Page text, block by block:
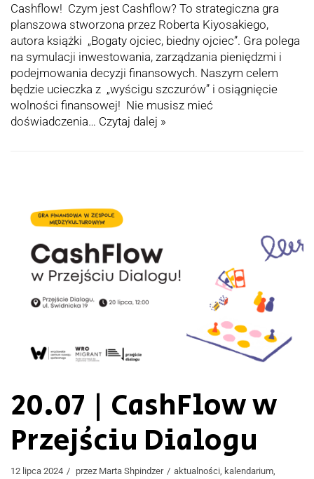
Cashflow! Czym jest Cashflow? To strategiczna gra
planszowa stworzona przez Roberta Kiyosakiego,
autora książki „Bogaty ojciec, biedny ojciec”. Gra polega
na symulacji inwestowania, zarządzania pieniędzmi i
podejmowania decyzji finansowych. Naszym celem
będzie ucieczka z „wyścigu szczurów” i osiągnięcie
wolności finansowej! Nie musisz mieć
doświadczenia… Czytaj dalej »
20.07 | CashFlow w
Przejściu Dialogu
12 lipca 2024 przez Marta Shpindzer aktualności, kalendarium,